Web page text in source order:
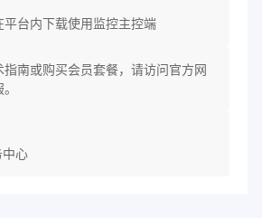
平台内下载使用监控主控端
南或购买会员套餐，请访问官方网
心